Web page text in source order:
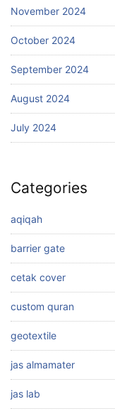
November 2024
October 2024
September 2024
August 2024
July 2024
Categories
aqiqah
barrier gate
cetak cover
custom quran
geotextile
jas almamater
jas lab